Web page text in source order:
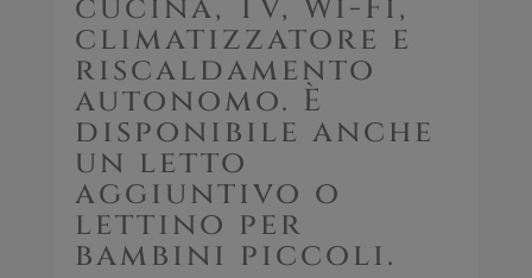
cucina, TV, Wi-Fi,
climatizzatore e
riscaldamento
autonomo. È
disponibile anche
un letto
aggiuntivo o
lettino per
bambini piccoli.